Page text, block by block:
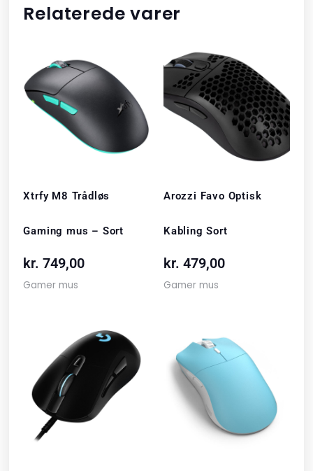
Relaterede varer
Xtrfy M8 Trådløs
Gaming mus – Sort
kr. 749,00
Gamer mus
Arozzi Favo Optisk
Kabling Sort
kr. 479,00
Gamer mus